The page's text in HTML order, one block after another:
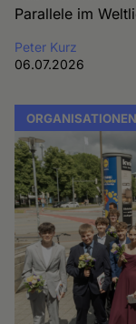
Parallele im
Peter Kurz
06.07.2026
ORGANISATIONEN